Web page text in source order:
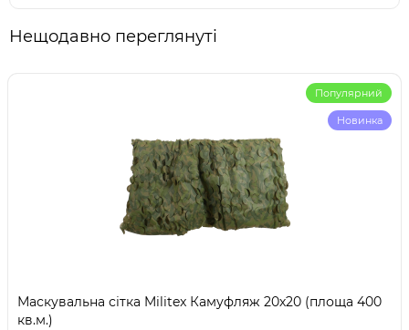
Нещодавно переглянуті
Популярний
Новинка
Маскувальна сітка Militex Камуфляж 20х20 (площа 400
кв.м.)